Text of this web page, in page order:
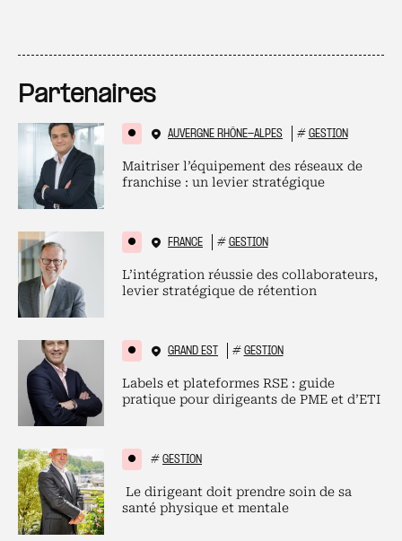
Partenaires
AUVERGNE RHÔNE-ALPES # GESTION
Maitriser l’équipement des réseaux de
franchise : un levier stratégique
FRANCE # GESTION
L’intégration réussie des collaborateurs,
levier stratégique de rétention
GRAND EST # GESTION
Labels et plateformes RSE : guide
pratique pour dirigeants de PME et d’ETI
# GESTION
Le dirigeant doit prendre soin de sa
santé physique et mentale